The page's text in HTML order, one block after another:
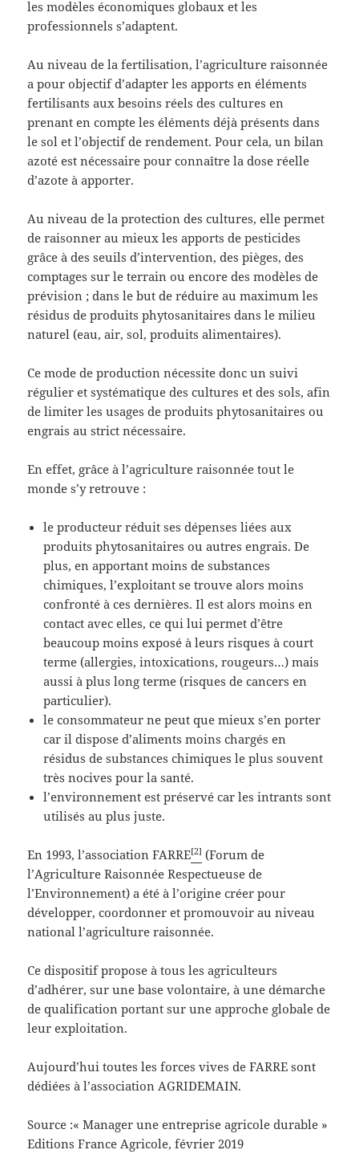
les modèles économiques globaux et les
professionnels s’adaptent.
Au niveau de la fertilisation, l’agriculture raisonnée
a pour objectif d’adapter les apports en éléments
fertilisants aux besoins réels des cultures en
prenant en compte les éléments déjà présents dans
le sol et l’objectif de rendement. Pour cela, un bilan
azoté est nécessaire pour connaître la dose réelle
d’azote à apporter.
Au niveau de la protection des cultures, elle permet
de raisonner au mieux les apports de pesticides
grâce à des seuils d’intervention, des pièges, des
comptages sur le terrain ou encore des modèles de
prévision ; dans le but de réduire au maximum les
résidus de produits phytosanitaires dans le milieu
naturel (eau, air, sol, produits alimentaires).
Ce mode de production nécessite donc un suivi
régulier et systématique des cultures et des sols, afin
de limiter les usages de produits phytosanitaires ou
engrais au strict nécessaire.
En effet, grâce à l’agriculture raisonnée tout le
monde s’y retrouve :
le producteur réduit ses dépenses liées aux
produits phytosanitaires ou autres engrais. De
plus, en apportant moins de substances
chimiques, l’exploitant se trouve alors moins
confronté à ces dernières. Il est alors moins en
contact avec elles, ce qui lui permet d’être
beaucoup moins exposé à leurs risques à court
terme (allergies, intoxications, rougeurs…) mais
aussi à plus long terme (risques de cancers en
particulier).
le consommateur ne peut que mieux s’en porter
car il dispose d’aliments moins chargés en
résidus de substances chimiques le plus souvent
très nocives pour la santé.
l’environnement est préservé car les intrants sont
utilisés au plus juste.
En 1993, l’association FARRE[2] (Forum de
l’Agriculture Raisonnée Respectueuse de
l’Environnement) a été à l’origine créer pour
développer, coordonner et promouvoir au niveau
national l’agriculture raisonnée.
Ce dispositif propose à tous les agriculteurs
d’adhérer, sur une base volontaire, à une démarche
de qualification portant sur une approche globale de
leur exploitation.
Aujourd’hui toutes les forces vives de FARRE sont
dédiées à l’association AGRIDEMAIN.
Source :« Manager une entreprise agricole durable »
Editions France Agricole, février 2019